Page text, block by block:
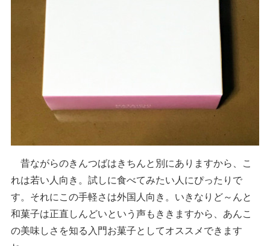
昔ながらのきんつばはきちんと別にありますから、こ
れは若い人向き。試しに食べてみたい人にぴったりで
す。それにこの手軽さは外国人向き。いきなりど～んと
和菓子は正直しんどいという声もききますから、あんこ
の美味しさを知る入門お菓子としてオススメできます